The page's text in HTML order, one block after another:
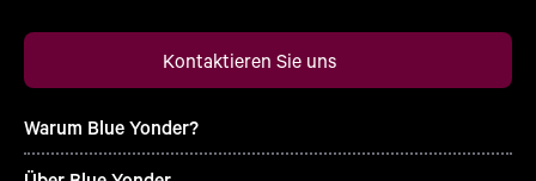
Kontaktieren Sie uns
Warum Blue Yonder?